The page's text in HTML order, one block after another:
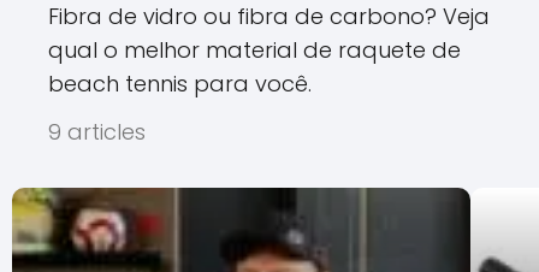
Fibra de vidro ou fibra de carbono? Veja
qual o melhor material de raquete de
beach tennis para você.
9 articles